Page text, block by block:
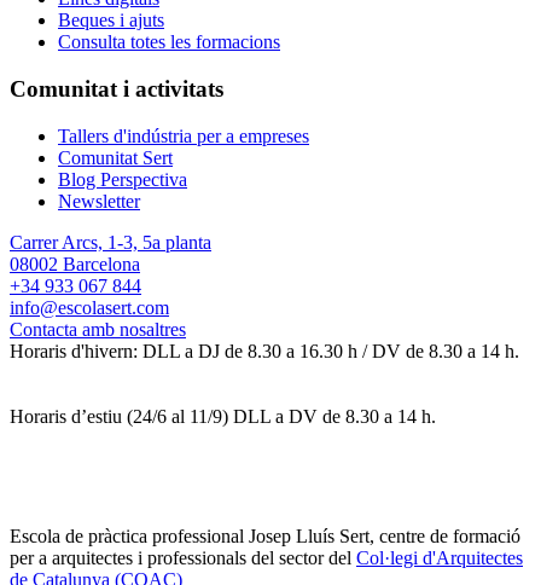
Beques i ajuts
Consulta totes les formacions
Comunitat i activitats
Tallers d'indústria per a empreses
Comunitat Sert
Blog Perspectiva
Newsletter
Carrer Arcs, 1-3, 5a planta
08002 Barcelona
+34 933 067 844
info@escolasert.com
Contacta amb nosaltres
Horaris d'hivern: DLL a DJ de 8.30 a 16.30 h / DV de 8.30 a 14 h.
Horaris d’estiu (24/6 al 11/9) DLL a DV de 8.30 a 14 h.
Escola de pràctica professional Josep Lluís Sert, centre de formació
per a arquitectes i professionals del sector del Col·legi d'Arquitectes
de Catalunya (COAC)